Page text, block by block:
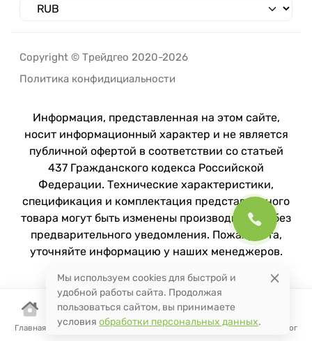
Главная Корзина Избранное Сравнение Поиск Каталог
Copyright © Трейдгео 2020-2026
Политика конфидициальности
Информация, представленная на этом сайте,
носит информационный характер и не является
публичной офертой в соответствии со статьей
437 Гражданского кодекса Российской
Федерации. Технические характеристики,
спецификация и комплектация представленного
товара могут быть изменены производителем без
предварительного уведомления. Пожалуйста,
уточняйте информацию у наших менеджеров.
Мы используем cookies для быстрой и
удобной работы сайта. Продолжая
пользоваться сайтом, вы принимаете
условия обработки персональных данных.